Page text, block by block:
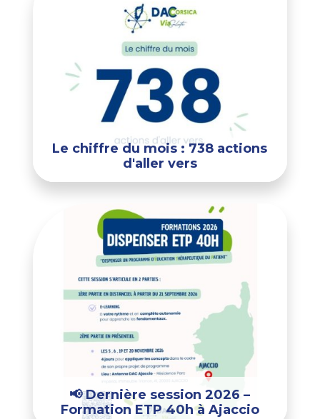
Le chiffre du mois : 738 actions
d'aller vers
📢 Dernière session 2026 –
Formation ETP 40h à Ajaccio